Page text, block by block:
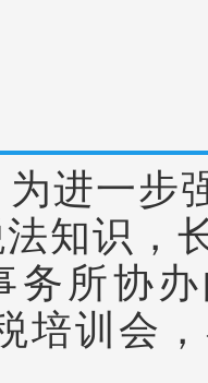
进一步
知识，
务所协
培训会